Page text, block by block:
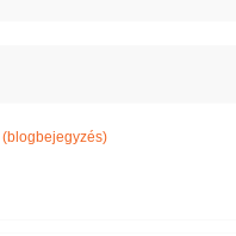
(blogbejegyzés)